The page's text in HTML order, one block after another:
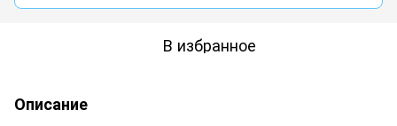
В избранное
Описание